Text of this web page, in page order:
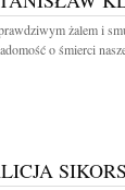
żalem i
o śmierci